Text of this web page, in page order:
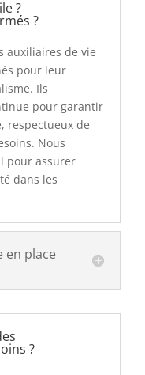
?
?
auxiliaires de vie
pour leur
Ils
pour garantir
respectueux de
Nous
pour assurer
dans les
en place
?